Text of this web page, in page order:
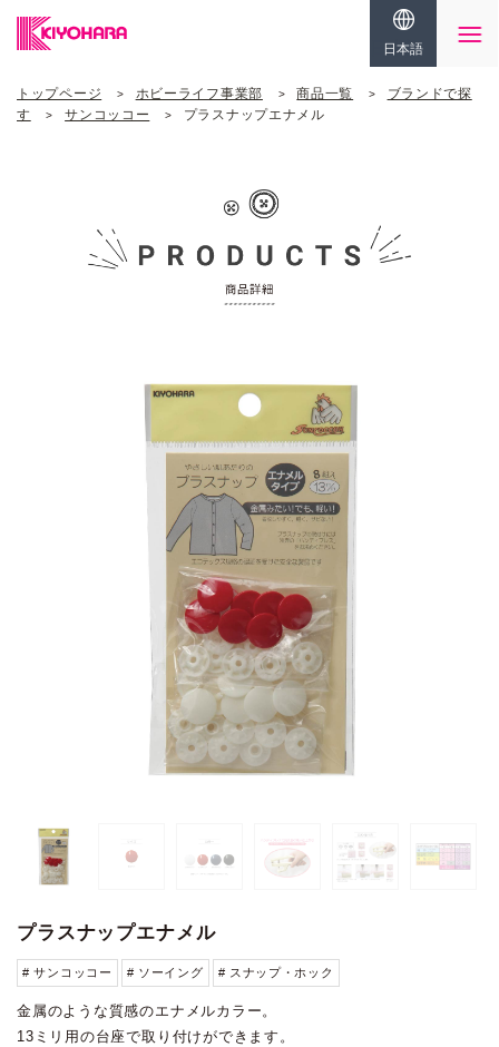
日本語
トップページ ホビーライフ事業部 商品一覧
ブランドで探
す
サンコッコー プラスナップエナメル
プラスナップエナメル
# サンコッコー # ソーイング # スナップ・ホック
金属のような質感のエナメルカラー。
13ミリ用の台座で取り付けができます。